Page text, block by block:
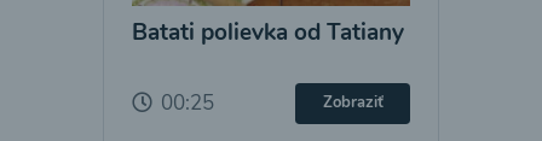
Batati polievka od Tatiany
00:25 Zobraziť